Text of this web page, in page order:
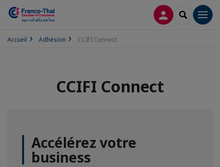
CONNEXION
Accueil Adhésion CCIFI Connect
CCIFI Connect
Accélérez votre
business